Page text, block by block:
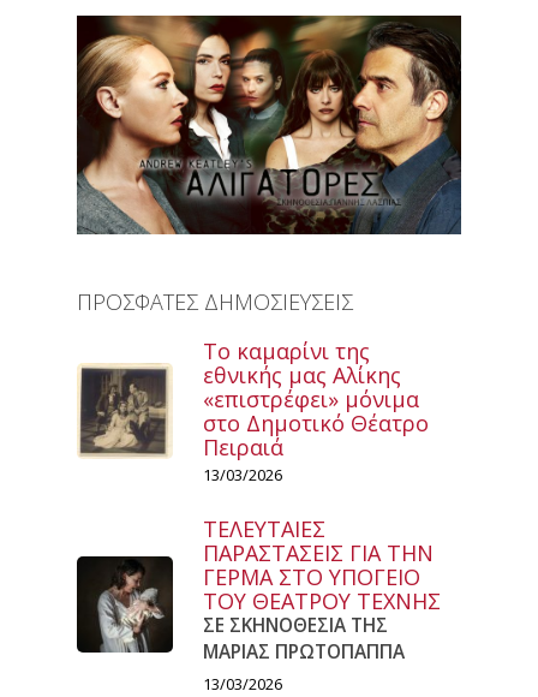
ΠΡΟΣΦΑΤΕΣ ΔΗΜΟΣΙΕΥΣΕΙΣ
Το καμαρίνι της
εθνικής μας Αλίκης
«επιστρέφει» μόνιμα
στο Δημοτικό Θέατρο
Πειραιά
13/03/2026
ΤΕΛΕΥΤΑΙΕΣ
ΠΑΡΑΣΤΑΣΕΙΣ ΓΙΑ ΤΗΝ
ΓΕΡΜΑ ΣΤΟ ΥΠΟΓΕΙΟ
ΤΟΥ ΘΕΑΤΡΟΥ ΤΕΧΝΗΣ
ΣΕ ΣΚΗΝΟΘΕΣΙΑ ΤΗΣ
ΜΑΡΙΑΣ ΠΡΩΤΟΠΑΠΠΑ
13/03/2026